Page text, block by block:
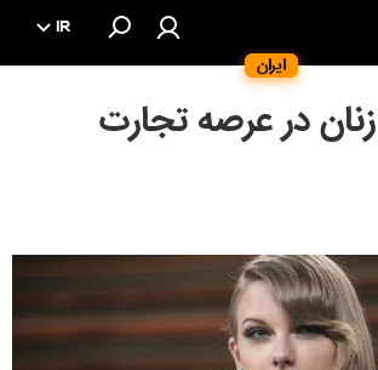
ایران
IR
در عرصه تجارت